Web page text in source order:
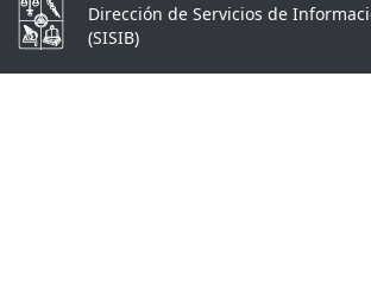
Dirección de Servicios de
(SISIB)